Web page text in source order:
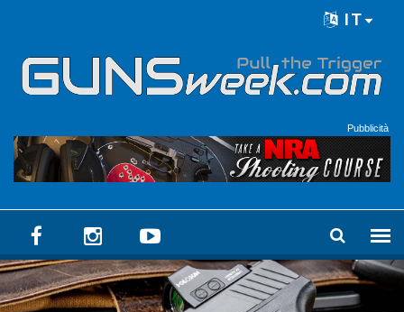
IT
Pubblicità